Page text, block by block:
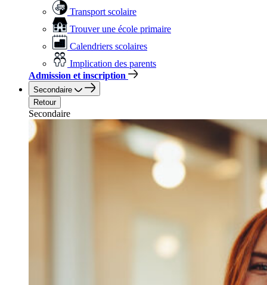
Transport scolaire
Trouver une école primaire
Calendriers scolaires
Implication des parents
Admission et inscription
Secondaire
Retour
Secondaire